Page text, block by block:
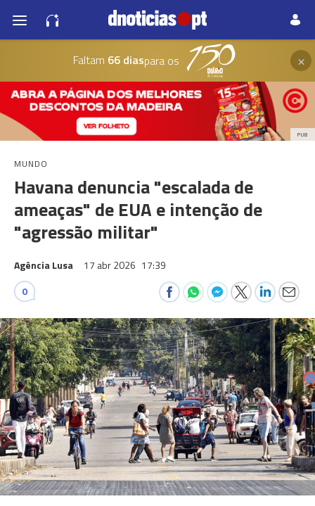
Faltam 66 diaspara os ×
PUB
MUNDO
Havana denuncia "escalada de
ameaças" de EUA e intenção de
"agressão militar"
Agência Lusa 17 abr 2026 17:39
0